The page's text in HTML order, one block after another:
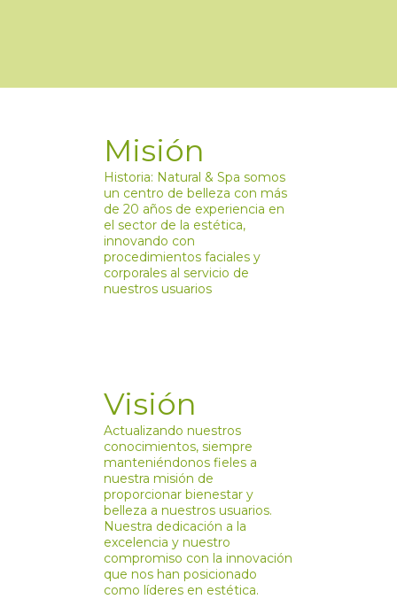
Misión
Historia: Natural & Spa somos
un centro de belleza con más
de 20 años de experiencia en
el sector de la estética,
innovando con
procedimientos faciales y
corporales al servicio de
nuestros usuarios
Visión
Actualizando nuestros
conocimientos, siempre
manteniéndonos fieles a
nuestra misión de
proporcionar bienestar y
belleza a nuestros usuarios.
Nuestra dedicación a la
excelencia y nuestro
compromiso con la innovación
que nos han posicionado
como líderes en estética.